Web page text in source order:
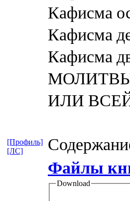
Кафисма
Кафисма
Кафисма
ИЛИ
Файлы
Download
[Профиль]
[ЛС]